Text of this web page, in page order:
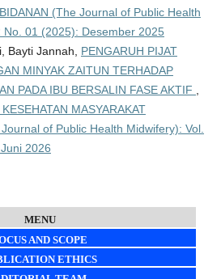
(The Journal of Public Health
No. 01 (2025): Desember 2025
Bayti Jannah, PENGARUH PIJAT
MINYAK ZAITUN TERHADAP
PADA IBU BERSALIN FASE AKTIF
MASYARAKAT
of Public Health Midwifery): Vol.
2026
MENU
AND SCOPE
ETHICS